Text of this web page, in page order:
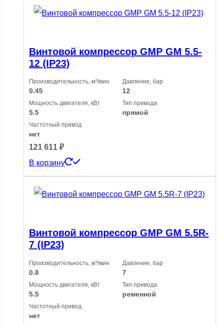
Винтовой компрессор GMP GM 5.5-
12 (IP23)
Производительность, м³/мин
0.45
Давление, бар
12
Мощность двигателя, кВт
5.5
Тип привода
прямой
Частотный привод
нет
121 611 ₽
В корзину
Винтовой компрессор GMP GM 5.5R-
7 (IP23)
Производительность, м³/мин
0.8
Давление, бар
7
Мощность двигателя, кВт
5.5
Тип привода
ременной
Частотный привод
нет